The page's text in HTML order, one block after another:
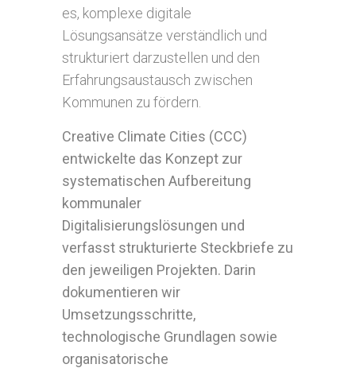
es, komplexe digitale
Lösungsansätze verständlich und
strukturiert darzustellen und den
Erfahrungsaustausch zwischen
Kommunen zu fördern.
Creative Climate Cities (CCC)
entwickelte das Konzept zur
systematischen Aufbereitung
kommunaler
Digitalisierungslösungen und
verfasst strukturierte Steckbriefe zu
den jeweiligen Projekten. Darin
dokumentieren wir
Umsetzungsschritte,
technologische Grundlagen sowie
organisatorische